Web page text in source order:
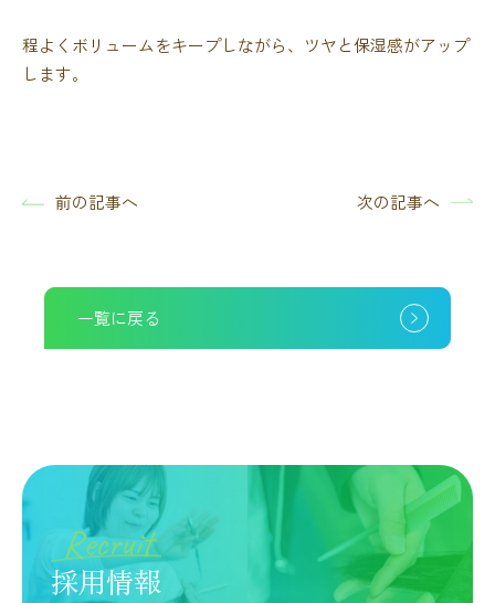
程よくボリュームをキープしながら、ツヤと保湿感がアップ
します。
前の記事へ 次の記事へ
一覧に戻る
Recruit
採用情報